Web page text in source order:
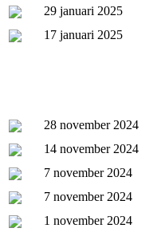
29 januari 2025
17 januari 2025
28 november 2024
14 november 2024
7 november 2024
7 november 2024
1 november 2024